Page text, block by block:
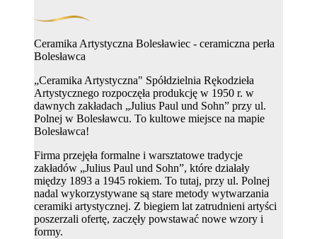
Ceramika Artystyczna Bolesławiec - ceramiczna perła
Bolesławca
„Ceramika Artystyczna" Spółdzielnia Rękodzieła
Artystycznego rozpoczęła produkcję w 1950 r. w
dawnych zakładach „Julius Paul und Sohn” przy ul.
Polnej w Bolesławcu. To kultowe miejsce na mapie
Bolesławca!
Firma przejęła formalne i warsztatowe tradycje
zakładów „Julius Paul und Sohn”, które działały
między 1893 a 1945 rokiem. To tutaj, przy ul. Polnej
nadal wykorzystywane są stare metody wytwarzania
ceramiki artystycznej. Z biegiem lat zatrudnieni artyści
poszerzali ofertę, zaczęły powstawać nowe wzory i
formy.